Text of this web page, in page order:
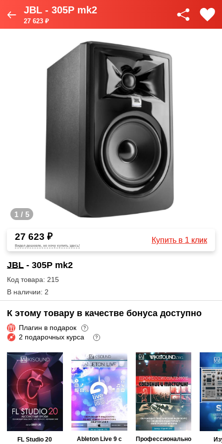
JBL - 305P mk2
27 623 ₽
1 / 5
27 623 ₽
Видел дешевле, но хочу купить здесь!
Купить в 1 клик
JBL - 305P mk2
Код товара: 215
В наличии: 2
К этому товару в качестве бонуса доступно
Плагин в подарок ?
2 подарочных курса ?
FL Studio 20
Ableton Live 9 с
Профессионально